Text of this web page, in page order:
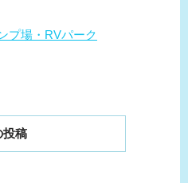
プ場・RVパーク
投稿